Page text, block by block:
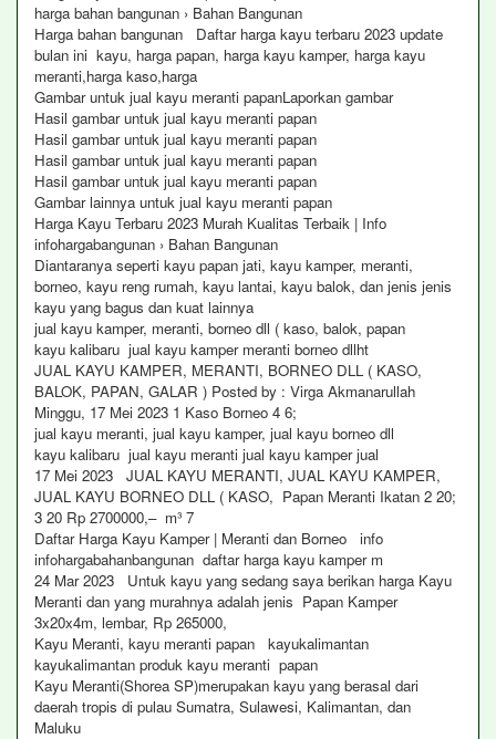
harga bahan bangunan › Bahan Bangunan
Harga bahan bangunan Daftar harga kayu terbaru 2023 update
bulan ini kayu, harga papan, harga kayu kamper, harga kayu
meranti,harga kaso,harga
Gambar untuk jual kayu meranti papanLaporkan gambar
Hasil gambar untuk jual kayu meranti papan
Hasil gambar untuk jual kayu meranti papan
Hasil gambar untuk jual kayu meranti papan
Hasil gambar untuk jual kayu meranti papan
Gambar lainnya untuk jual kayu meranti papan
Harga Kayu Terbaru 2023 Murah Kualitas Terbaik | Info
infohargabangunan › Bahan Bangunan
Diantaranya seperti kayu papan jati, kayu kamper, meranti,
borneo, kayu reng rumah, kayu lantai, kayu balok, dan jenis jenis
kayu yang bagus dan kuat lainnya
jual kayu kamper, meranti, borneo dll ( kaso, balok, papan
kayu kalibaru jual kayu kamper meranti borneo dllht
JUAL KAYU KAMPER, MERANTI, BORNEO DLL ( KASO,
BALOK, PAPAN, GALAR ) Posted by : Virga Akmanarullah
Minggu, 17 Mei 2023 1 Kaso Borneo 4 6;
jual kayu meranti, jual kayu kamper, jual kayu borneo dll
kayu kalibaru jual kayu meranti jual kayu kamper jual
17 Mei 2023 JUAL KAYU MERANTI, JUAL KAYU KAMPER,
JUAL KAYU BORNEO DLL ( KASO, Papan Meranti Ikatan 2 20;
3 20 Rp 2700000,– m³ 7
Daftar Harga Kayu Kamper | Meranti dan Borneo info
infohargabahanbangunan daftar harga kayu kamper m
24 Mar 2023 Untuk kayu yang sedang saya berikan harga Kayu
Meranti dan yang murahnya adalah jenis Papan Kamper
3x20x4m, lembar, Rp 265000,
Kayu Meranti, kayu meranti papan kayukalimantan
kayukalimantan produk kayu meranti papan
Kayu Meranti(Shorea SP)merupakan kayu yang berasal dari
daerah tropis di pulau Sumatra, Sulawesi, Kalimantan, dan
Maluku